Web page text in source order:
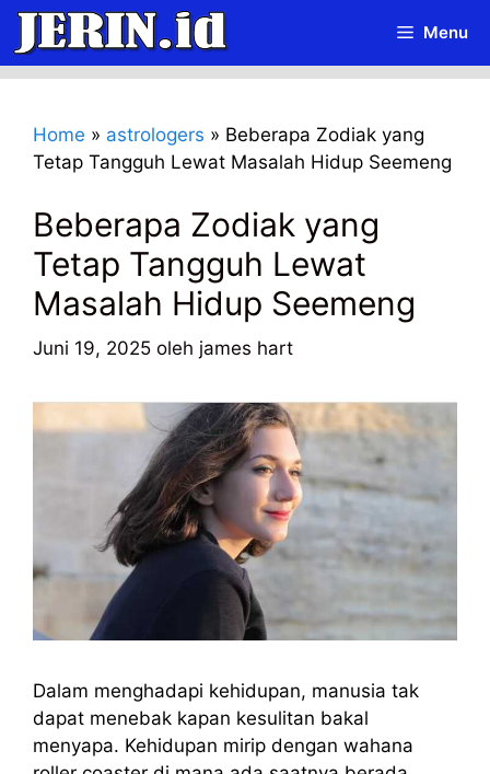
Langsung
isi
Menu
Home » astrologers » Beberapa Zodiak yang
Tetap Tangguh Lewat Masalah Hidup Seemeng
Beberapa Zodiak yang
Tetap Tangguh Lewat
Masalah Hidup Seemeng
Juni 19, 2025 oleh james hart
Dalam menghadapi kehidupan, manusia tak
dapat menebak kapan kesulitan bakal
menyapa. Kehidupan mirip dengan wahana